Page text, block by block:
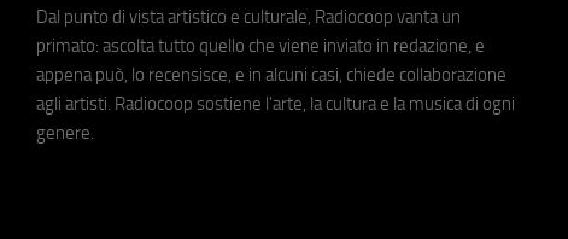
Dal punto di vista artistico e culturale, Radiocoop vanta un
primato: ascolta tutto quello che viene inviato in redazione, e
appena può, lo recensisce, e in alcuni casi, chiede collaborazione
agli artisti. Radiocoop sostiene l'arte, la cultura e la musica di ogni
genere.